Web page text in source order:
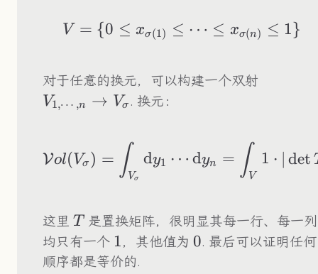
V=\{0\leq
V = {0 ≤ xσ(1 ) ≤ ⋯ ≤ xσ(n) ≤ 1}
对于任意的换元，可以构建一个双射
V1,⋯ ,n → Vσ . 换元：
Vol(Vσ) = ∫Vσ
dy1 ⋯ dyn = ∫V
1 ⋅ ∣ det
这里 T
T
是置换矩阵，很明显其每一行、每一列
均只有一个 1
1，其他值为 0
0. 最后可以证明任何
顺序都是等价的.